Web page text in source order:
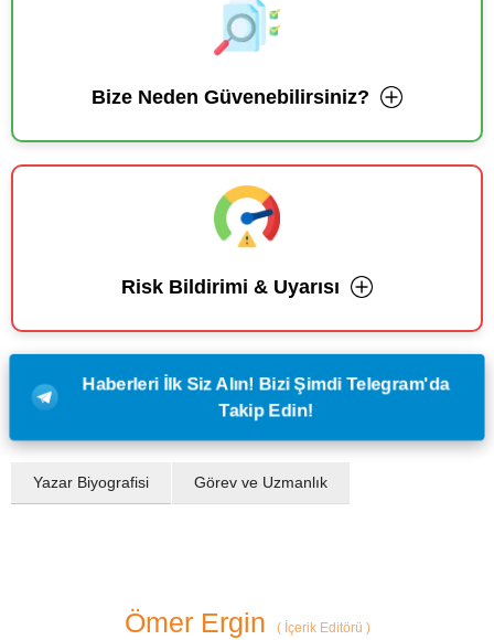
Bize Neden Güvenebilirsiniz?
Risk Bildirimi & Uyarısı
Haberleri İlk Siz Alın! Bizi Şimdi Telegram'da
Takip Edin!
Yazar Biyografisi Görev ve Uzmanlık
Ömer Ergin (İçerik Editörü )